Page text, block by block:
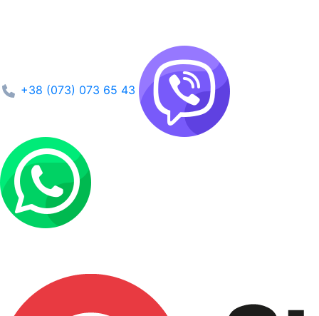
+38 (073) 073 65 43